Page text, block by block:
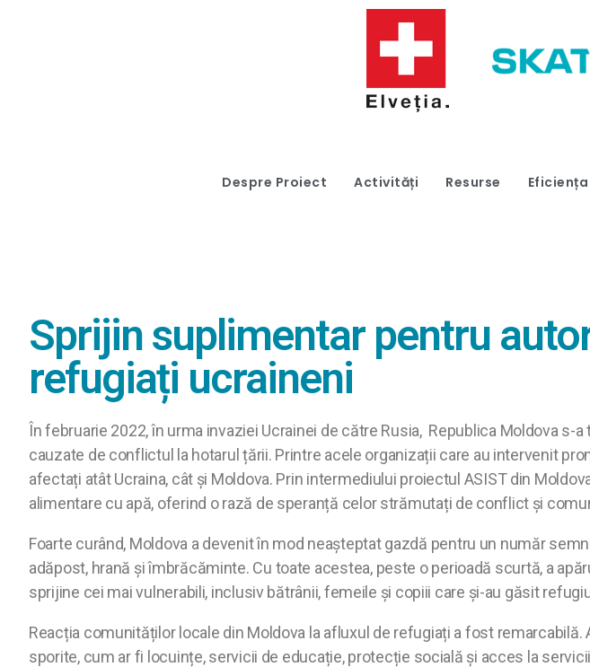
Despre Proiect Activități Resurse
Sprijin suplimentar pentru
refugiați ucraineni
În februarie 2022, în urma invaziei Ucrainei de către Rusia, Republica Moldova
cauzate de conflictul la hotarul țării. Printre acele organizații care au intervenit
afectați atât Ucraina, cât și Moldova. Prin intermediului proiectul ASIST din
alimentare cu apă, oferind o rază de speranță celor strămutați de conflict și
Foarte curând, Moldova a devenit în mod neașteptat gazdă pentru un număr
adăpost, hrană și îmbrăcăminte. Cu toate acestea, peste o perioadă scurtă, a
sprijine cei mai vulnerabili, inclusiv bătrânii, femeile și copiii care și-au găsit
Reacția comunităților locale din Moldova la afluxul de refugiați a fost
sporite, cum ar fi locuințe, servicii de educație, protecție socială și acces la